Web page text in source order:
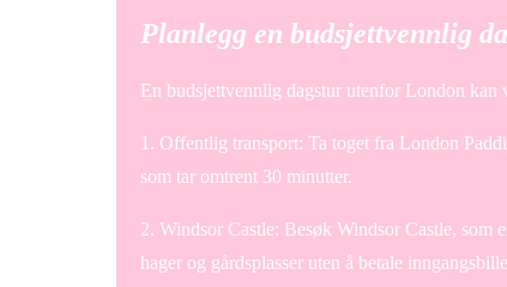
Planlegg en budsjettvennlig
En budsjettvennlig dagstur utenfor London
1. Offentlig transport: Ta toget fra London
som tar omtrent 30 minutter.
2. Windsor Castle: Besøk Windsor Castle, som
hager og gårdsplasser uten å betale